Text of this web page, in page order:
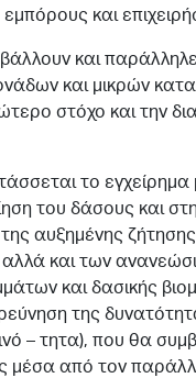
και
και
και μικρών
στόχο και την
το
του δάσους και
αυξημένης ζήτησης
και των
και δασικής
της
– τητα), που θα
μέσα από τον